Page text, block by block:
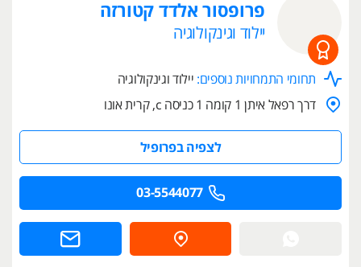
פרופסור אלדד קטורזה
יילוד וגינקולוגיה
תחומי התמחויות נוספים: יילוד וגינקולוגיה
דרך רפאל איתן 1 קומה 1 כניסה c, קרית אונו
לצפיה בפרופיל
03-5544077